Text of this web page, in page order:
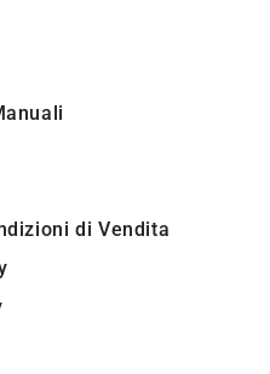
di Vendita